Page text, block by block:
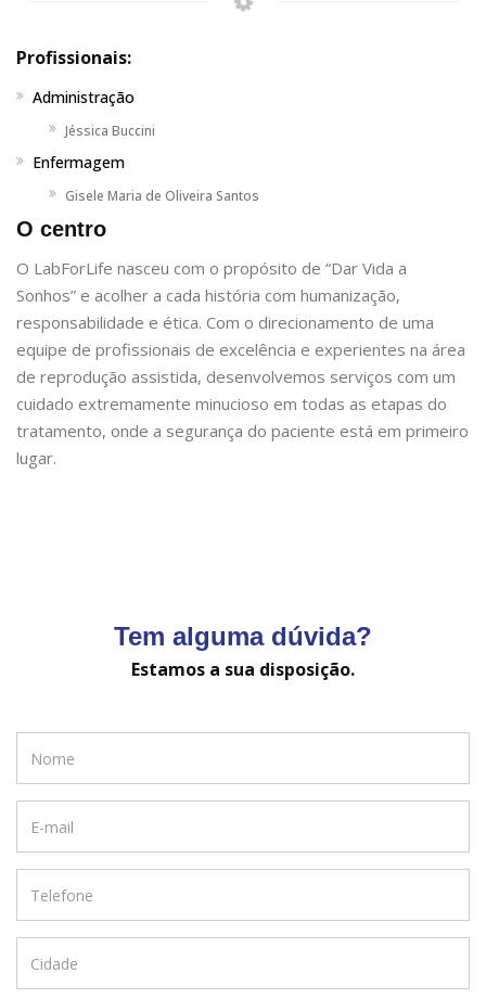
Profissionais:
Administração
Jéssica Buccini
Enfermagem
Gisele Maria de Oliveira Santos
O centro
O LabForLife nasceu com o propósito de “Dar Vida a
Sonhos” e acolher a cada história com humanização,
responsabilidade e ética. Com o direcionamento de uma
equipe de profissionais de excelência e experientes na área
de reprodução assistida, desenvolvemos serviços com um
cuidado extremamente minucioso em todas as etapas do
tratamento, onde a segurança do paciente está em primeiro
lugar.
Tem alguma dúvida?
Estamos a sua disposição.